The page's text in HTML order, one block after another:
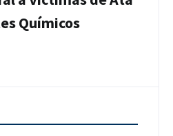
Químicos